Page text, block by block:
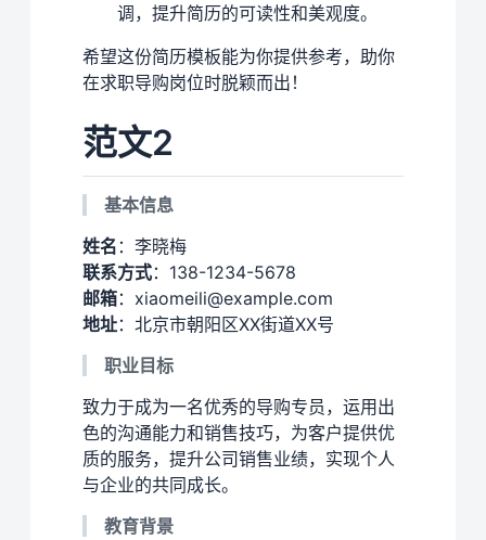
调，提升简历的可读性和美观度。
希望这份简历模板能为你提供参考，助你
在求职导购岗位时脱颖而出！
范文2
基本信息
姓名 ：李晓梅
联系方式：138-1234-5678
邮箱：xiaomeili@example.com
地址：北京市朝阳区XX街道XX号
职业目标
致力于成为一名优秀的导购专员，运用出
色的沟通能力和销售技巧，为客户提供优
质的服务，提升公司销售业绩，实现个人
与企业的共同成长。
教育背景